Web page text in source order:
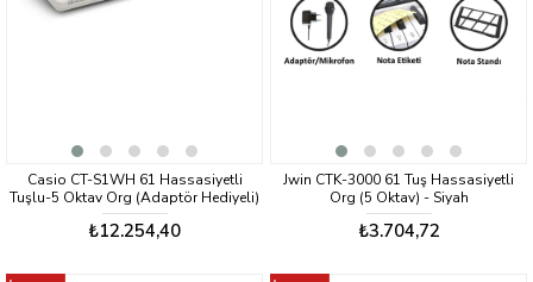
Casio CT-S1WH 61 Hassasiyetli
Tuşlu-5 Oktav Org (Adaptör Hediyeli)
₺12.254,40
Jwin CTK-3000 61 Tuş Hassasiyetli
Org (5 Oktav) - Siyah
₺3.704,72